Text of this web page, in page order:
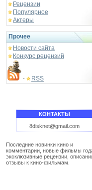
Рецензии
Популярное
Актеры
Прочее
Новости сайта
Конкурс рецензий
- RSS
КОНТАКТЫ
8disknet@gmail.com
Последние новинки кино и
комментарии, новые фильмы
эксклюзивные рецензии,
отзывы к кино-фильмам.